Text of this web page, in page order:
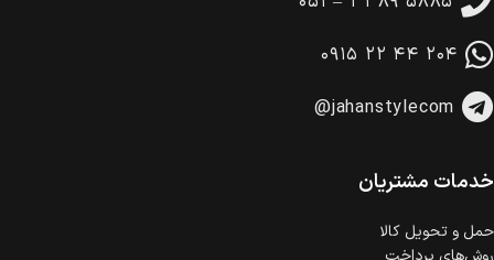
در هنگام خرید محصول، امکان انتخاب پرداخت در محل
وجود دارد.
خرید اقساطی با شرایط آسان و بدون ضامن امکان‌پذیر
است.
گارانتی معتبر برای تمامی محصولات ارائه می‌شود.
۰۹۱۵ ۲۲ ۴۴ ۲۰۴
@jahanstylecom
خدمات مشتریان
حمل‌ و تحویل کالا